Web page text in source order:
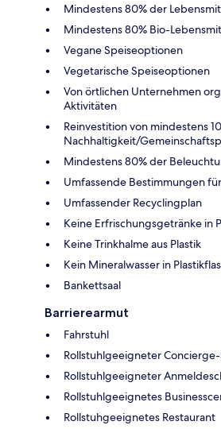
Mindestens 80% der
Mindestens 80% Bio-
Vegane Speiseoptionen
Vegetarische Speiseoptionen
Von örtlichen Unternehmen
Aktivitäten
Reinvestition von mindestens
Nachhaltigkeit/
Mindestens 80% der
Umfassende Bestimmungen
Umfassender Recyclingplan
Keine Erfrischungsgetränke in
Keine Trinkhalme aus Plastik
Kein Mineralwasser in
Bankettsaal
Barrierearmut
Fahrstuhl
Rollstuhlgeeigneter
Rollstuhlgeeigneter
Rollstuhlgeeignetes
Rollstuhgeeignetes Restaurant